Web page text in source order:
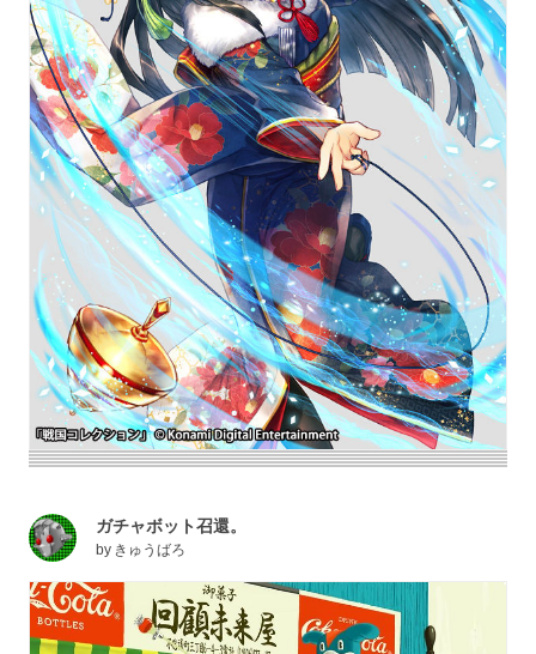
ガチャボット召還。
by きゅうばろ